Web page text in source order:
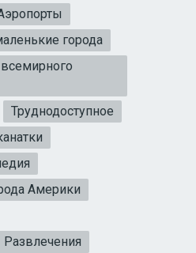
города
Труднодоступное
Америки
Развлечения